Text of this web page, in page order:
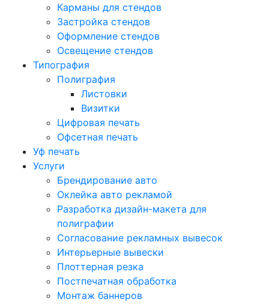
Карманы для стендов
Застройка стендов
Оформление стендов
Освещение стендов
Типография
Полиграфия
Листовки
Визитки
Цифровая печать
Офсетная печать
Уф печать
Услуги
Брендирование авто
Оклейка авто рекламой
Разработка дизайн-макета для
полиграфии
Согласование рекламных вывесок
Интерьерные вывески
Плоттерная резка
Постпечатная обработка
Монтаж баннеров